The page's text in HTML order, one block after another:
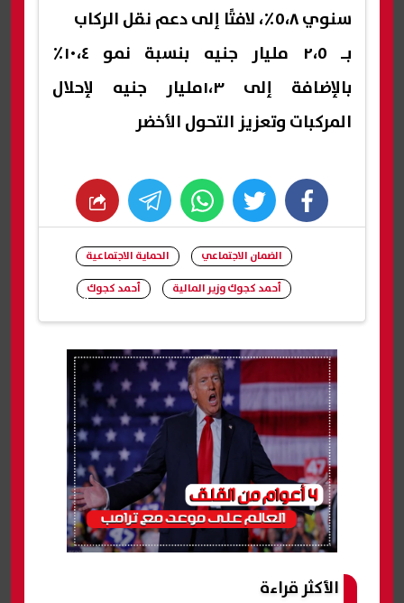
سنوي ٥،٨٪، لافتًا إلى دعم نقل الركاب
بـ ٢،٥ مليار جنيه بنسبة نمو ١٠،٤٪
بالإضافة إلى ١،٣مليار جنيه لإحلال
المركبات وتعزيز التحول الأخضر
facebook
twitter
whats
شارك
الضمان الاجتماعي
الحماية الاجتماعية
أحمد كجوك وزير المالية
أحمد كجوك
الأكثر قراءة